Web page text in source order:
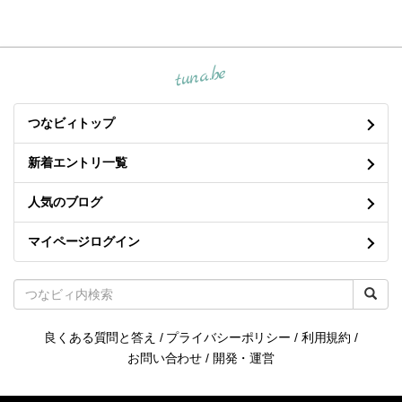
tuna.be
つなビィトップ
新着エントリ一覧
人気のブログ
マイページログイン
良くある質問と答え / プライバシーポリシー / 利用規約 /
お問い合わせ / 開発・運営